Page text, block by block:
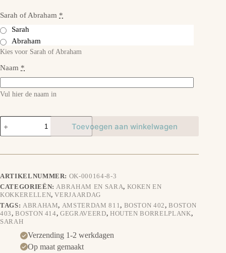
Sarah of Abraham *
Sarah
Abraham
Kies voor Sarah of Abraham
Naam *
Vul hier de naam in
Houten
Borrelplank
-
aantal
Toevoegen aan winkelwagen
ARTIKELNUMMER: OK-000164-8-3
CATEGORIEËN:ABRAHAM EN SARA, KOKEN EN
KOKKERELLEN,VERJAARDAG
TAGS: ABRAHAM, AMSTERDAM 811, BOSTON 402,BOSTON
403,BOSTON 414,GEGRAVEERD, HOUTEN BORRELPLANK,
SARAH
Verzending 1-2 werkdagen
Op maat gemaakt